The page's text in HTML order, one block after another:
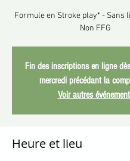
Formule en Stroke play* - Sans
Non FFG
Fin des inscriptions en ligne
mercredi précédant la
Voir autres
Heure et lieu